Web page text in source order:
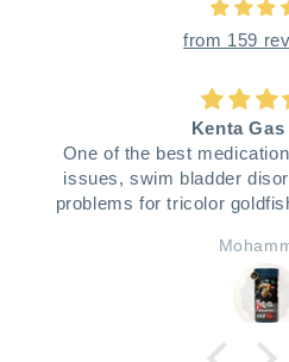
from 159
Kenta
One of the best
issues, swim bladder
problems for tricolor